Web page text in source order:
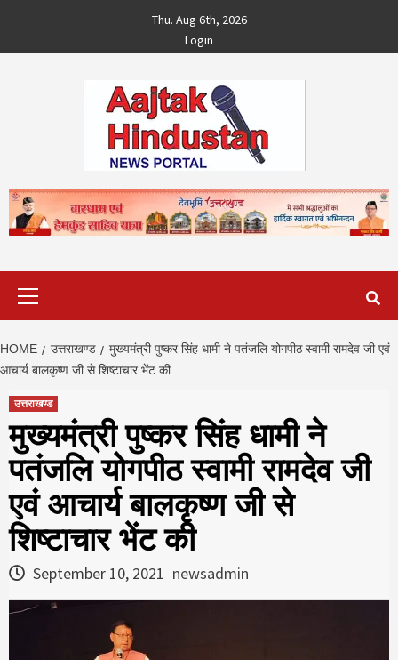
content
Thu. Aug 6th, 2026
Login
HOME उत्तराखण्ड
मुख्यमंत्री पुष्कर सिंह धामी ने पतंजलि योगपीठ स्वामी रामदेव जी एवं
आचार्य बालकृष्ण जी से शिष्टाचार भेंट की
उत्तराखण्ड
मुख्यमंत्री पुष्कर सिंह धामी ने
पतंजलि योगपीठ स्वामी रामदेव जी
एवं आचार्य बालकृष्ण जी से
शिष्टाचार भेंट की
September 10, 2021 newsadmin